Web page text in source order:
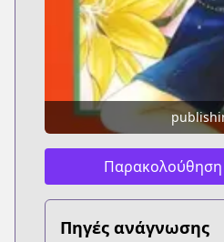
Πηγές ανάγνωσης